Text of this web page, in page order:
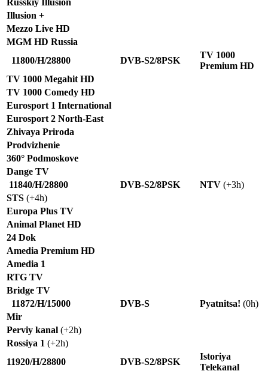
Illusion +
Mezzo Live HD
MGM HD Russia
11800/H/28800
DVB-S2/8PSK
TV 1000
Premium HD
TV 1000 Megahit HD
TV 1000 Comedy HD
Eurosport 1 International
Eurosport 2 North-East
Zhivaya Priroda
Prodvizhenie
360° Podmoskove
Dange TV
11840/H/28800
DVB-S2/8PSK NTV (+3h)
STS (+4h)
Europa Plus TV
Animal Planet HD
24 Dok
Amedia Premium HD
Amedia 1
RTG TV
Bridge TV
11872/H/15000
DVB-S Pyatnitsa! (0h)
Mir
Perviy kanal (+2h)
Rossiya 1 (+2h)
11920/H/28800
DVB-S2/8PSK
Istoriya
Telekanal